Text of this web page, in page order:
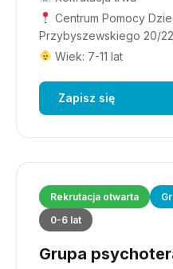
Centrum Pomocy
Przybyszewskiego 20/
Wiek: 7-11 lat
Zapisz się
Rekrutacja otwarta
0-6 lat
Grupa